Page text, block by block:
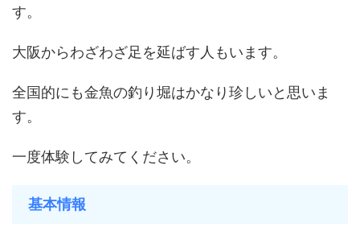
す。
大阪からわざわざ足を延ばす人もいます。
全国的にも金魚の釣り堀はかなり珍しいと思いま
す。
一度体験してみてください。
基本情報